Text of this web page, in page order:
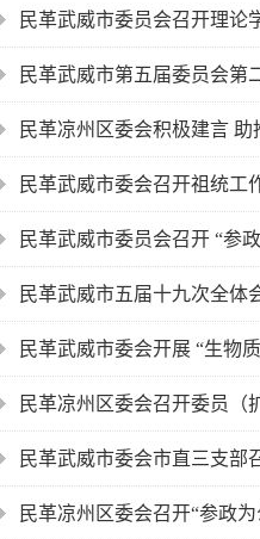
民革武威市委员会召开理论
民革武威市第五届委员会第
民革凉州区委会积极建言
民革武威市委会召开祖统工
民革武威市委员会召开 “参
民革武威市五届十九次全体
民革武威市委会开展 “生物
民革凉州区委会召开委员（
民革武威市委会市直三支部
民革凉州区委会召开“参政